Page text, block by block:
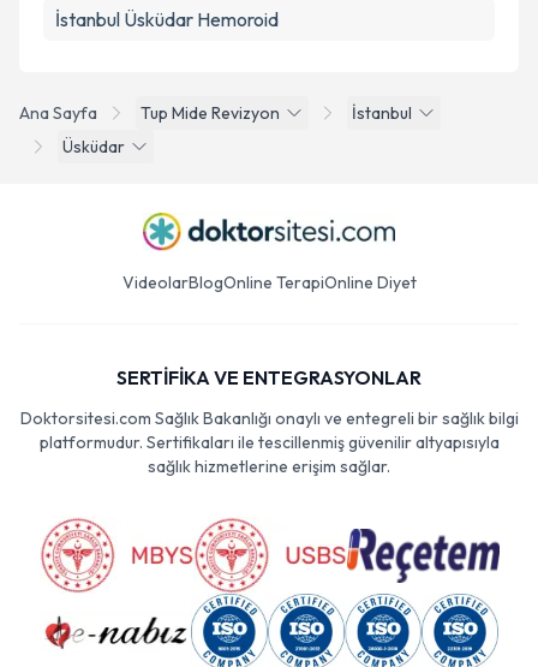
Ana Sayfa Tup Mide Revizyon
İstanbul
Üsküdar
İstanbul Üsküdar Hemoroid
VideolarBlogOnline TerapiOnline Diyet
SERTİFİKA VE ENTEGRASYONLAR
Doktorsitesi.com Sağlık Bakanlığı onaylı ve entegreli bir sağlık bilgi
platformudur. Sertifikaları ile tescillenmiş güvenilir altyapısıyla
sağlık hizmetlerine erişim sağlar.